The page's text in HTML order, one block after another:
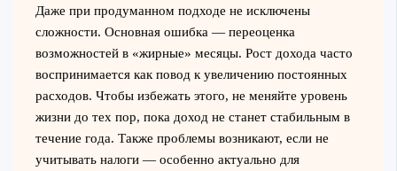
Даже при продуманном подходе не исключены
сложности. Основная ошибка — переоценка
возможностей в «жирные» месяцы. Рост дохода часто
воспринимается как повод к увеличению постоянных
расходов. Чтобы избежать этого, не меняйте уровень
жизни до тех пор, пока доход не станет стабильным в
течение года. Также проблемы возникают, если не
учитывать налоги — особенно актуально для